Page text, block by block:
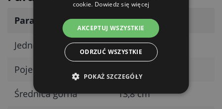
Parametr Wartość
Jednostka szt.
Pojemność
Średnica górna 13,8 cm
cookie. Dowiedz się więcej
AKCEPTUJ WSZYSTKIE
ODRZUĆ WSZYSTKIE
POKAŻ SZCZEGÓŁY